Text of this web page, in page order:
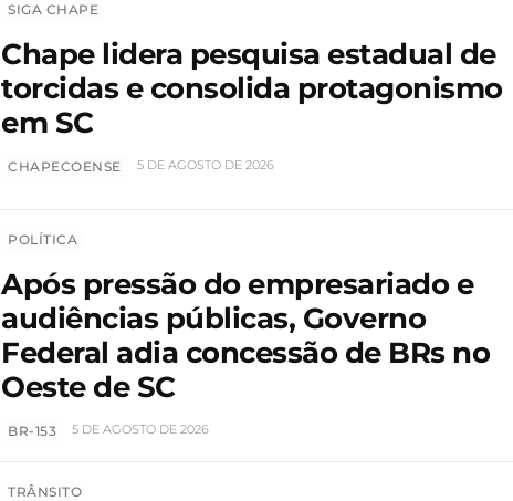
SIGA CHAPE
Chape lidera pesquisa estadual de
torcidas e consolida protagonismo
em SC
CHAPECOENSE 5 DE AGOSTO DE 2026
POLÍTICA
Após pressão do empresariado e
audiências públicas, Governo
Federal adia concessão de BRs no
Oeste de SC
BR-153 5 DE AGOSTO DE 2026
TRÂNSITO